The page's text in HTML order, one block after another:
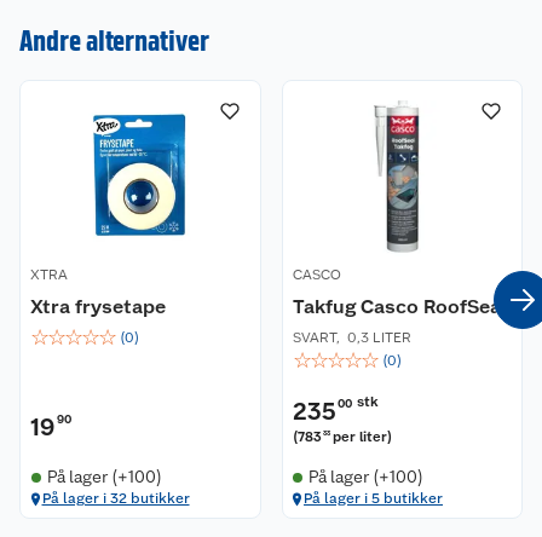
Andre alternativer
XTRA
Xtra frysetape
☆☆☆☆☆ (0)
1990
På lager (+100)
På lager i 32 butikker
CASCO
Takfug Casco RoofSeal
SVART, 0,3 LITER
☆☆☆☆☆ (0)
235 00 stk
(783 33 per liter)
På lager (+100)
På lager i 5 butikker
Om oss
Våre butikker
Våre merkevarer
Coop kjeder
Ledige stillinger
Kontakt oss
Reklamasjon og garanti
Ofte stilte spørsmål
Betalingsalternativer
Leveringsalternativer
Kjøpsvilkår
Åpent kjøp
Klikk og hent
Festdrakter til hele familien
Hagemøbler og utemøbler